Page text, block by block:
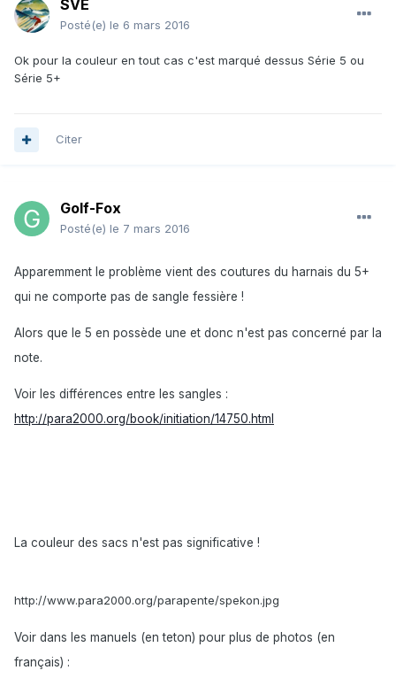
SVE
Posté(e) le 6 mars 2016
Ok pour la couleur en tout cas c'est marqué dessus Série 5 ou
Série 5+
Citer
Golf-Fox
Posté(e) le 7 mars 2016
Apparemment le problème vient des coutures du harnais du 5+
qui ne comporte pas de sangle fessière !
Alors que le 5 en possède une et donc n'est pas concerné par la
note.
Voir les différences entre les sangles :
http://para2000.org/book/initiation/14750.html
La couleur des sacs n'est pas significative !
http://www.para2000.org/parapente/spekon.jpg
Voir dans les manuels (en teton) pour plus de photos (en
français) :